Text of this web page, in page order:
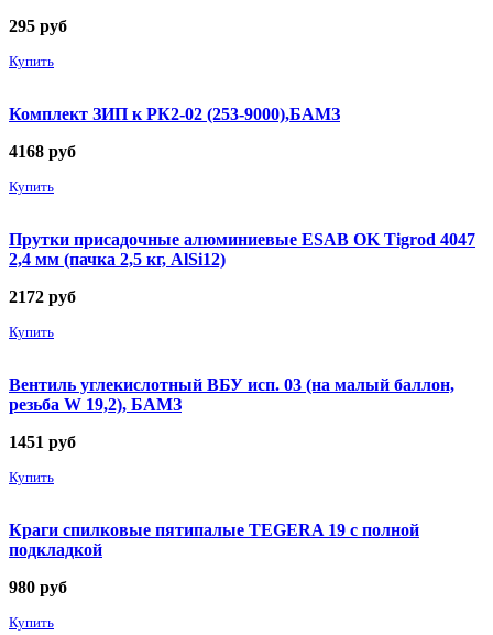
295 руб
Купить
Комплект ЗИП к РК2-02 (253-9000),БАМЗ
4168 руб
Купить
Прутки присадочные алюминиевые ESAB OK Tigrod 4047
2,4 мм (пачка 2,5 кг, AlSi12)
2172 руб
Купить
Вентиль углекислотный ВБУ исп. 03 (на малый баллон,
резьба W 19,2), БАМЗ
1451 руб
Купить
Краги спилковые пятипалые TEGERA 19 с полной
подкладкой
980 руб
Купить